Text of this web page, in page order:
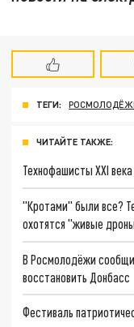
ТЕГИ:
ЧИТАЙТЕ ТАКЖЕ:
Технофашисты XXI века
"Кротами" были все?
охотятся "живые
В Росмолодёжи
восстановить Донбасс
Фестиваль